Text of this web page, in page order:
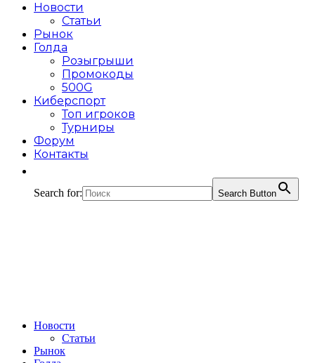
Новости
Статьи
Рынок
Голда
Розыгрыши
Промокоды
500G
Киберспорт
Топ игроков
Турниры
Форум
Контакты
Search for: Search Button
Новости
Статьи
Рынок